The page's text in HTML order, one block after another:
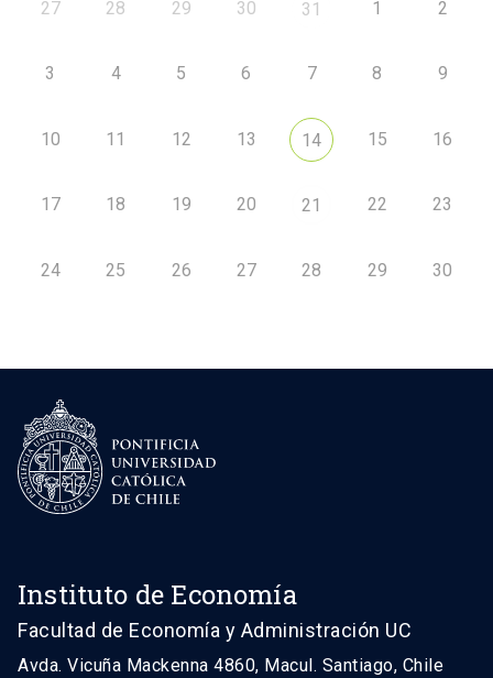
27 28 29 30 31 1 2
3 4 5 6 7 8 9
10 11 12 13 14 15 16
17 18 19 20 21 22 23
24 25 26 27 28 29 30
Instituto de Economía
Facultad de Economía y Administración UC
Avda. Vicuña Mackenna 4860, Macul. Santiago, Chile